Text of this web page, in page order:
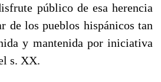
público de esa herencia
de los pueblos hispánicos tan
y mantenida por ini­ciativa
s. XX.